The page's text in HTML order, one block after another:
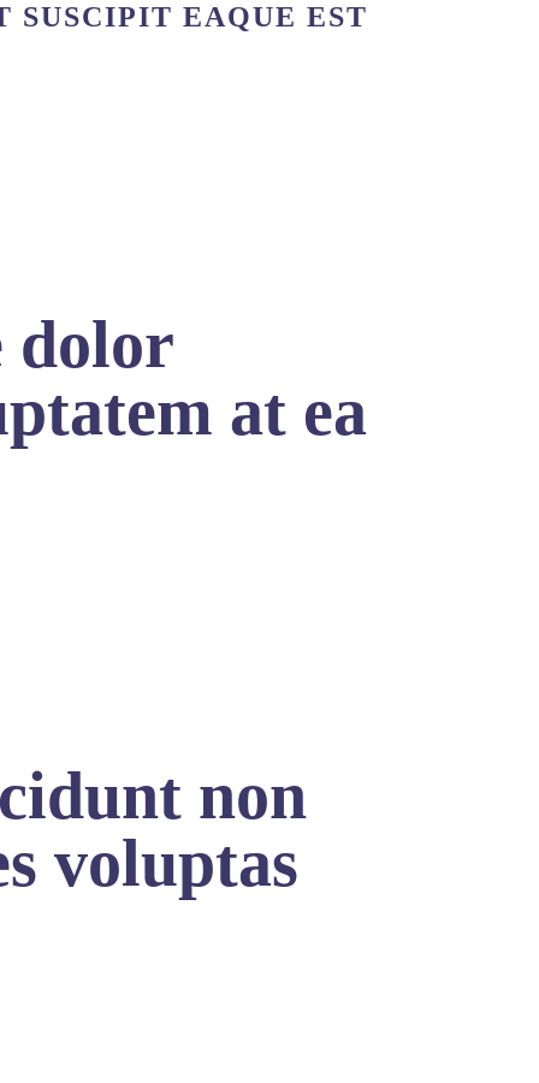
EAQUE EST
dolor
at ea
non
voluptas